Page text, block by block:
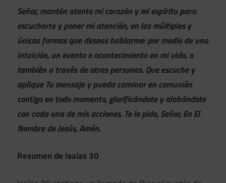
Señor, mantén atento mi corazón y mi espíritu para
escucharte y poner mi atención, en las múltiples y
únicas formas que deseas hablarme: por medio de una
intuición, un evento o acontecimiento en mi vida, o
también a través de otras personas. Que escuche y
aplique Tu mensaje y pueda caminar en comunión
contigo en todo momento, glorificándote y alabándote
con cada una de mis acciones. Te lo pido, Señor, En El
Nombre de Jesús, Amén.
Resumen de Isaías 30